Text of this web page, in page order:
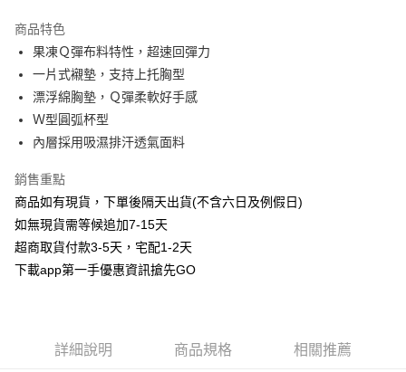
合作金庫商業銀行
華南商業銀行
上海商業儲蓄銀行
國泰世華商業銀行
臺灣中小企業銀行
匯豐（台灣）商業銀行
聯邦商業銀行
元大商業銀行
台新國際商業銀行
中國信託商業銀行
台灣樂天信用卡公司
6 期 0 利率 每期
華南商業銀行
上海商業儲蓄銀行
國泰世華商業銀行
臺灣中小企業銀行
聯邦商業銀行
元大商業銀行
永豐商業銀行
玉山商業銀行
台灣樂天信用卡公司
超商取貨付款
LINE Pay
Apple Pay
街口支付
悠遊付
【關於「AFTEE先享後付」】
２．便利：只要手機號碼，簡訊認證，即可結帳。
商品特色
果凍Ｑ彈布料特性，超速回彈力
一片式襯墊，支持上托胸型
漂浮綿胸墊，Ｑ彈柔軟好手感
Ｗ型圓弧杯型
內層採用吸濕排汗透氣面料
銷售重點
商品如有現貨，下單後隔天出貨(不含六日及例假日)
如無現貨需等候追加7-15天
超商取貨付款3-5天，宅配1-2天
下載app第一手優惠資訊搶先GO
詳細說明 商品規格 相關推薦